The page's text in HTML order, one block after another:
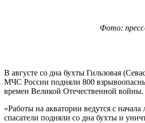
Фото:
В августе со дна бухты Гильзовая
МЧС России подняли 800
времен Великой Отечественной войны.
«Работы на акватории ведутся с начала
спасатели подняли со дна бухты и